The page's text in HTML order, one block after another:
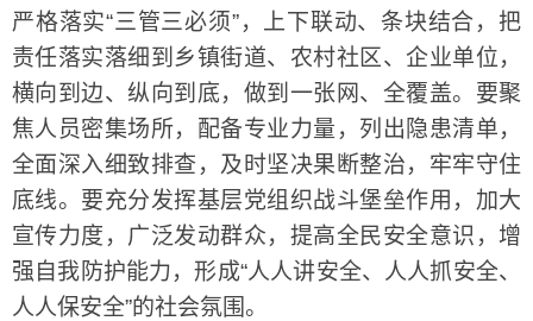
严格落实“三管三必须”，上下联动、条块结合，把
责任落实落细到乡镇街道、农村社区、企业单位，
横向到边、纵向到底，做到一张网、全覆盖。要聚
焦人员密集场所，配备专业力量，列出隐患清单，
全面深入细致排查，及时坚决果断整治，牢牢守住
底线。要充分发挥基层党组织战斗堡垒作用，加大
宣传力度，广泛发动群众，提高全民安全意识，增
强自我防护能力，形成“人人讲安全、人人抓安全、
人人保安全”的社会氛围。